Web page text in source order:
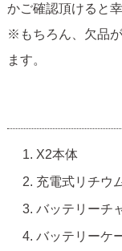
かご確認頂けると幸
※もちろん、欠品
ます。
X2本体
充電式リチウ
バッテリーチ
バッテリーケ